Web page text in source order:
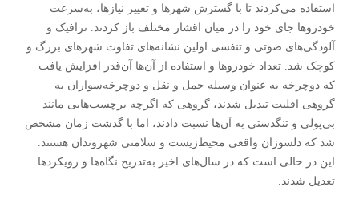
استفاده می‌کردند تا با گسترش شهر‌ها و تغییر نیازها، به‌سرعت
خودرو‌ها جای خود را در میان اقشار مختلف باز کردند. ترافیک و
آلودگی‌های صوتی و تنفسی اولین نشانه‌های تفاوت شهر‌های بزرگ و
کوچک شد. تعداد خودرو‌ها و استفاده از آن‌ها آن‌قدر افزایش یافت
که دوچرخه به عنوان وسیله حمل و نقل و دوچرخه‌سواران به
گروهی اقلیت تبدیل شدند، گروهی که اگرچه برچسب‌هایی مانند
بی‌پولی و تنگدستی به آن‌ها نسبت دادند، اما با گذشت زمان مشخص
شد که دلسوزان واقعی محیط‌زیست و سلامتی شهروندان هستند.
این در حالی است که در سال‌های اخیر به‌تدریج نگاه‌ها و رویکرد‌ها
تعدیل شدند.